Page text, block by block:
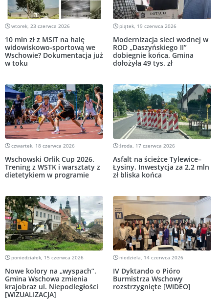
wtorek, 23 czerwca 2026
10 mln zł z MSiT na halę
widowiskowo-sportową we
Wschowie? Dokumentacja już
w toku
piątek, 19 czerwca 2026
Modernizacja sieci wodnej w
ROD „Daszyńskiego II”
dobiegnie końca. Gmina
dołożyła 49 tys. zł
czwartek, 18 czerwca 2026
Wschowski Orlik Cup 2026.
Trening z WSTK i warsztaty z
dietetykiem w programie
środa, 17 czerwca 2026
Asfalt na ścieżce Tylewice–
Łysiny. Inwestycja za 2,2 mln
zł bliska końca
poniedziałek, 15 czerwca 2026
Nowe kolory na „wyspach”.
Gmina Wschowa zmienia
krajobraz ul. Niepodległości
[WIZUALIZACJA]
niedziela, 14 czerwca 2026
IV Dyktando o Pióro
Burmistrza Wschowy
rozstrzygnięte [WIDEO]